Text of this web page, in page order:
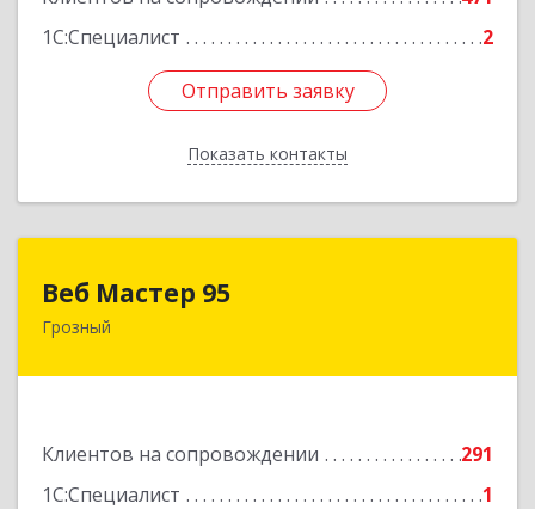
1С:Специалист
2
Отправить заявку
Показать контакты
Отправить заявку
Назад
Веб Мастер 95
Грозный
Клиентов на сопровождении
291
1С:Специалист
1
Подробнее